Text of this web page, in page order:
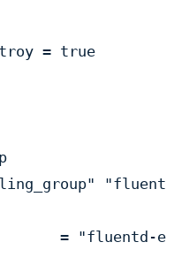
= true
"fluent
= "fluentd-e